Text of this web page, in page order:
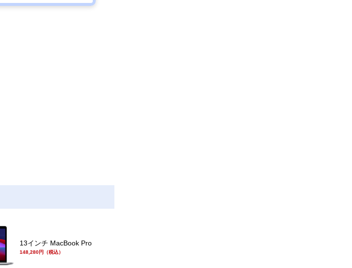
13インチ MacBook Pro
148,280円（税込）